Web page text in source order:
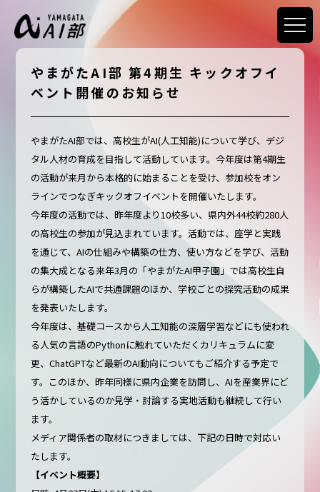
やまがたAI部 第4期生 キックオフイ
ベント開催のお知らせ
やまがたAI部では、高校生がAI(人工知能)について学び、デジ
タル人材の育成を目指して活動しています。今年度は第4期生
の活動が来月から本格的に始まることを受け、参加校をオン
ラインでつなぎキックオフイベントを開催いたします。
今年度の活動では、昨年度より10校多い、県内外44校約280人
の高校生の参加が見込まれています。活動では、座学と実践
を通じて、AIの仕組みや構築の仕方、使い方などを学び、活動
の集大成となる来年3月の「やまがたAI甲子園」では高校生自
らが構築したAIで共通課題のほか、学校ごとの探究活動の成果
を発表いたします。
今年度は、基礎コースから人工知能の深層学習などにも使われ
る人気の言語のPythonに触れていただくカリキュラムに変
更、ChatGPTなど最新のAI動向についてもご紹介する予定で
す。このほか、昨年同様に県内企業を訪問し、AIを産業界にど
う活かしているのか見学・討論する実地活動も継続して行い
ます。
メディア関係者の取材につきましては、下記の日時で対応い
たします。
【イベント概要】